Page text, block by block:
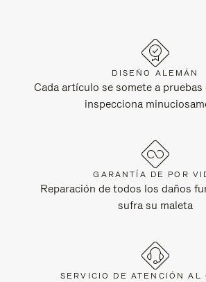
DISEÑO ALEMÁN
Cada artículo se somete a pruebas
inspecciona
GARANTÍA DE POR
Reparación de todos los daños
sufra su maleta
SERVICIO DE ATENCIÓN AL